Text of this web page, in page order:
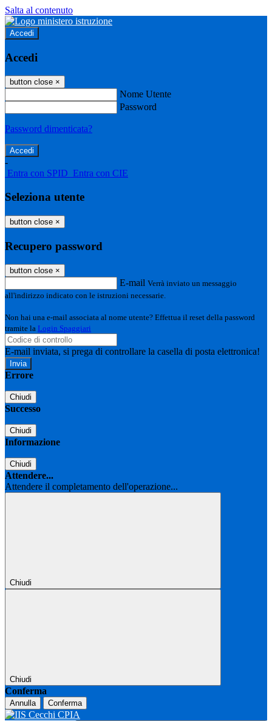
Salta al contenuto
Accedi
Accedi
button close ×
Nome Utente
Password
Password dimenticata?
-
Entra con SPID Entra con CIE
Seleziona utente
button close ×
Recupero password
button close ×
E-mail Verrà inviato un messaggio
all'indirizzo indicato con le istruzioni necessarie.
Non hai una e-mail associata al nome utente? Effettua il reset della password
tramite la Login Spaggiari
E-mail inviata, si prega di controllare la casella di posta elettronica!
Errore
Chiudi
Successo
Chiudi
Informazione
Chiudi
Attendere...
Attendere il completamento dell'operazione...
Chiudi
Chiudi
Conferma
Annulla Conferma